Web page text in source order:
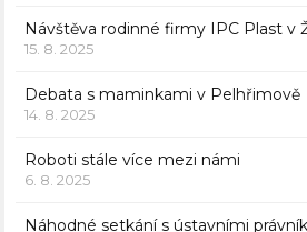
Návštěva rodinné firmy IPC Plast v
15. 8. 2025
Debata s maminkami v Pelhřimově
14. 8. 2025
Roboti stále více mezi námi
6. 8. 2025
Náhodné setkání s ústavními